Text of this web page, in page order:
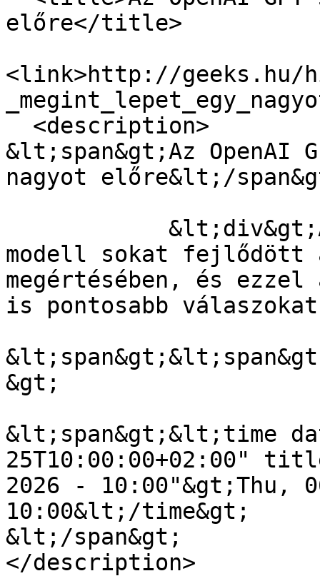
előre</title>
<link>http://geeks.hu/
&lt;span&gt;Az OpenAI
nagyot előre&lt;/
modell sokat fejlődött
megértésében, és
is pontosabb
&gt;
&lt;span&gt;&lt;time
25T10:00:00+02:00"
2026 - 10:00"&gt;Thu,
10:00&lt;/time&gt;
&lt;/span&gt;
</description>